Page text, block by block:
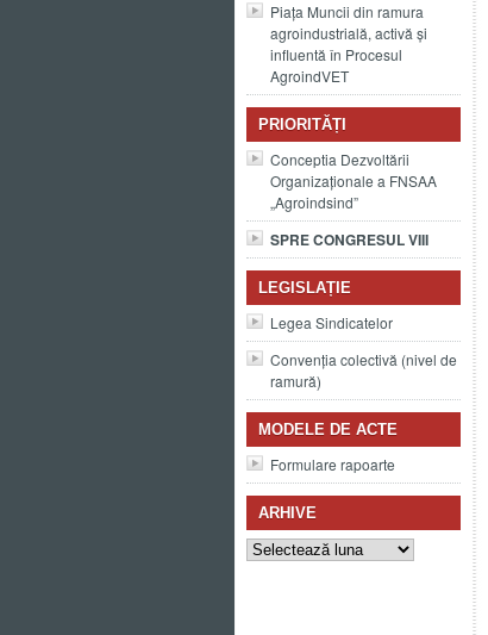
Piața Muncii din ramura
agroindustrială, activă și
influentă în Procesul
AgroindVET
PRIORITĂȚI
Conceptia Dezvoltării
Organizaționale a FNSAA
„Agroindsind”
SPRE CONGRESUL VIII
LEGISLAȚIE
Legea Sindicatelor
Convenția colectivă (nivel de
ramură)
MODELE DE ACTE
Formulare rapoarte
ARHIVE
Arhive